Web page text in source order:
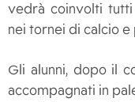
vedrà coinvolti tutti
nei tornei di calcio e
Gli alunni, dopo il
accompagnati in